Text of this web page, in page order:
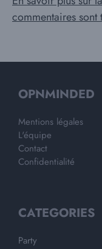
commentaires sont
OPNMINDED
Mentions légales
L'équipe
Contact
Confidentialité
CATEGORIES
Party